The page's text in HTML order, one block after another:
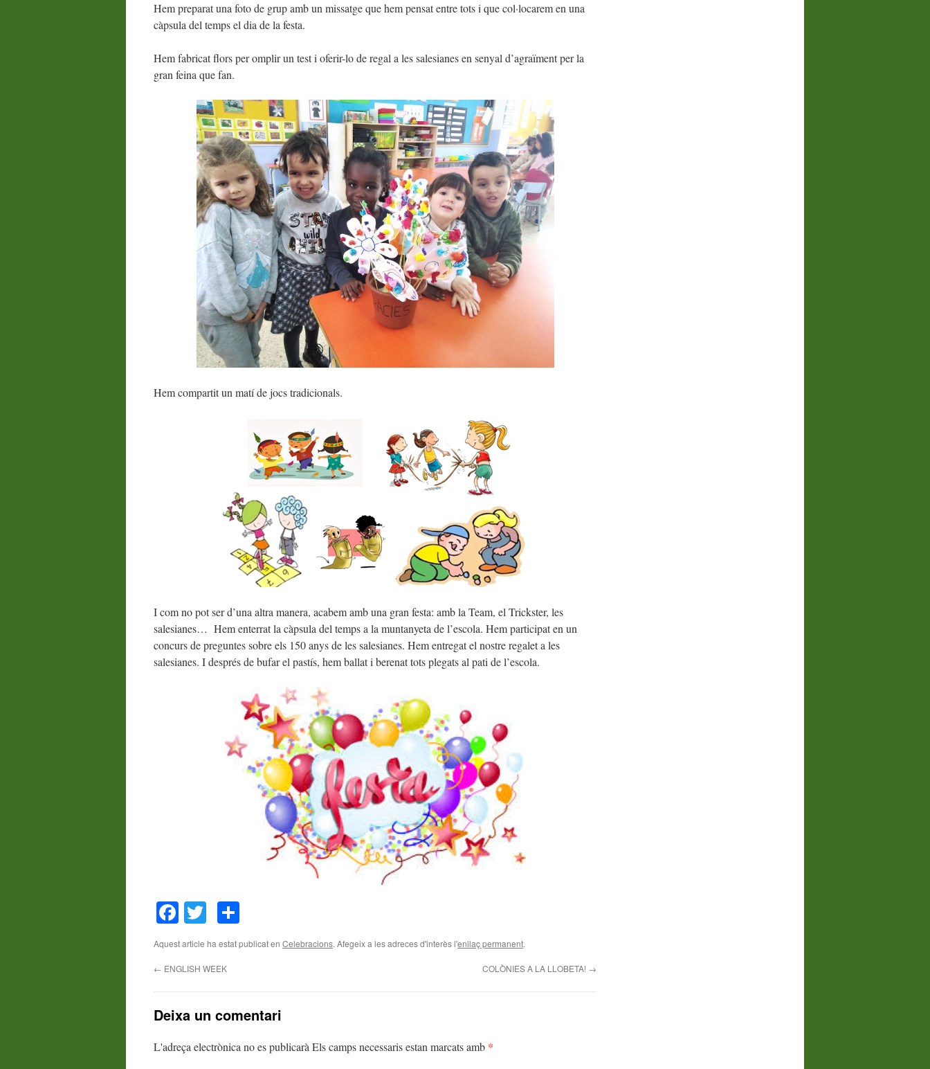
Hem preparat una foto de grup amb un missatge que hem pensat entre tots i que col·locarem en una
càpsula del temps el dia de la festa.
Hem fabricat flors per omplir un test i oferir-lo de regal a les salesianes en senyal d’agraïment per la
gran feina que fan.
Hem compartit un matí de jocs tradicionals.
I com no pot ser d’una altra manera, acabem amb una gran festa: amb la Team, el Trickster, les
salesianes… Hem enterrat la càpsula del temps a la muntanyeta de l’escola. Hem participat en un
concurs de preguntes sobre els 150 anys de les salesianes. Hem entregat el nostre regalet a les
salesianes. I després de bufar el pastís, hem ballat i berenat tots plegats al pati de l’escola.
Facebook
Twitter
Aquest article ha estat publicat en Celebracions. Afegeix a les adreces d'interès l'enllaç permanent.
← ENGLISH WEEK COLÒNIES A LA LLOBETA! →
Deixa un comentari
L'adreça electrònica no es publicaràEls camps necessaris estan marcats amb *